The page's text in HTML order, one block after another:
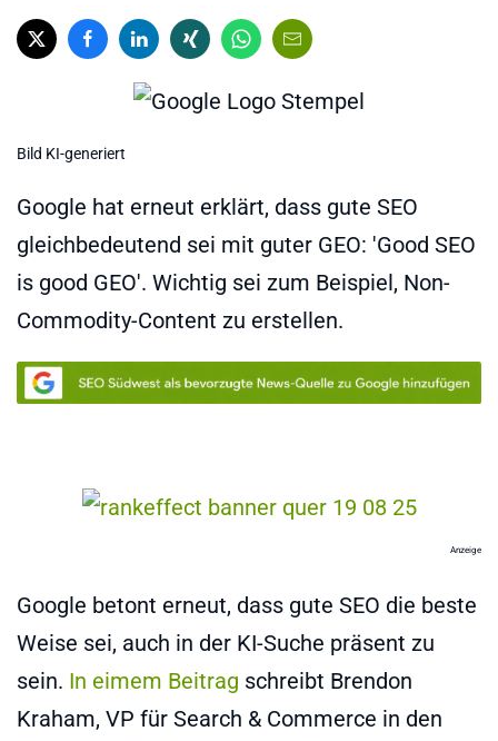
Bild KI-generiert
Google hat erneut erklärt, dass gute SEO
gleichbedeutend sei mit guter GEO: 'Good SEO
is good GEO'. Wichtig sei zum Beispiel, Non-
Commodity-Content zu erstellen.
Anzeige
Google betont erneut, dass gute SEO die beste
Weise sei, auch in der KI-Suche präsent zu
sein. In eimem Beitrag schreibt Brendon
Kraham, VP für Search & Commerce in den